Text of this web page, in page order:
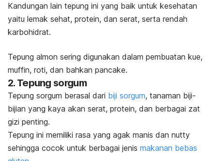
Kandungan lain tepung ini yang baik untuk kesehatan
yaitu lemak sehat, protein, dan serat, serta rendah
karbohidrat.
Tepung almon sering digunakan dalam pembuatan kue,
muffin, roti, dan bahkan pancake.
2. Tepung sorgum
Tepung sorgum berasal dari biji sorgum, tanaman biji-
bijian yang kaya akan serat, protein, dan berbagai zat
gizi penting.
Tepung ini memiliki rasa yang agak manis dan nutty
sehingga cocok untuk berbagai jenis makanan bebas